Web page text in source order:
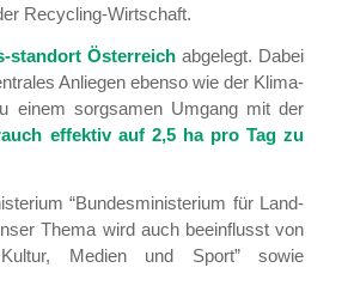
Recycling-Wirtschaft.
standort Österreich abgelegt. Dabei
Anliegen ebenso wie der Klima-
einem sorgsamen Umgang mit der
effektiv auf 2,5 ha pro Tag zu
“Bundesministerium für Land-
Thema wird auch beeinflusst von
Medien und Sport” sowie